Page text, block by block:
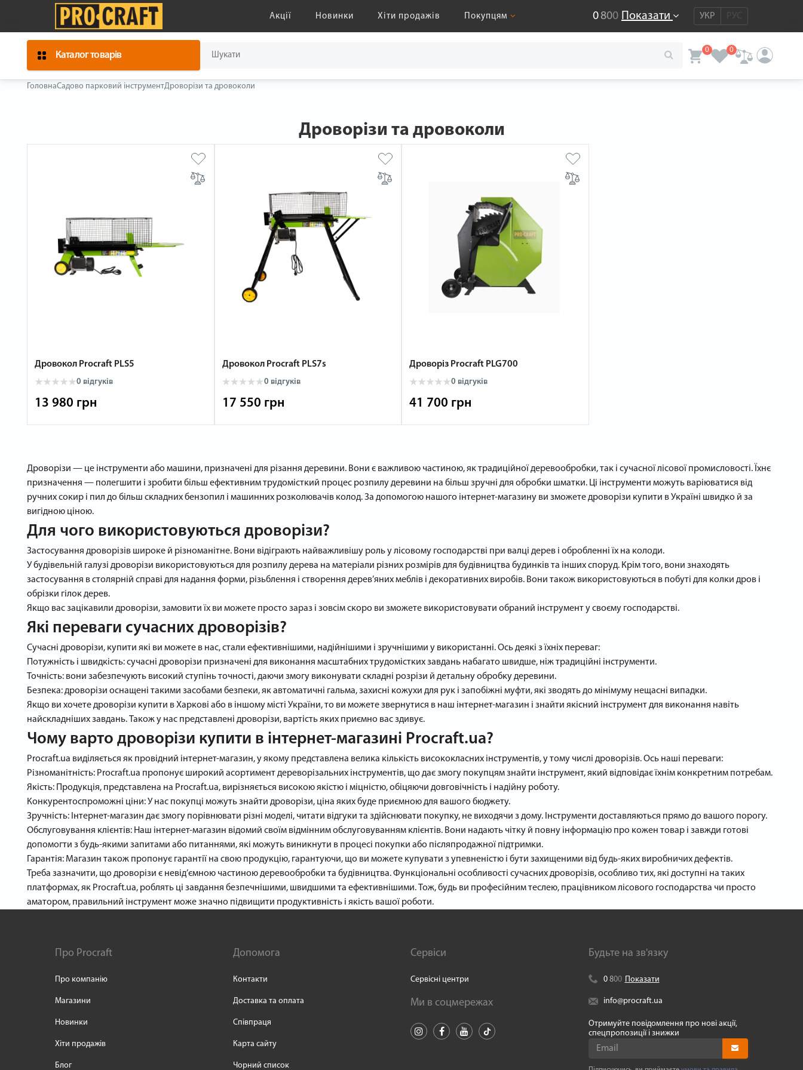
Акції Новинки Хіти продажів Покупцям 0800 Показати УКР РУС
Каталог товарів
0 0
ГоловнаСадово парковий інструментДроворізи та дровоколи
Дроворізи та дровоколи
Дровокол Procraft PLS5
0 відгуків
13 980 грн
Дровокол Procraft PLS7s
0 відгуків
17 550 грн
Дроворіз Procraft PLG700
0 відгуків
41 700 грн
Дроворізи — це інструменти або машини, призначені для різання деревини. Вони є важливою частиною, як традиційної деревообробки, так і сучасної лісової промисловості. Їхнє
призначення — полегшити і зробити більш ефективним трудомісткий процес розпилу деревини на більш зручні для обробки шматки. Ці інструменти можуть варіюватися від
ручних сокир і пил до більш складних бензопил і машинних розколювачів колод. За допомогою нашого інтернет-магазину ви зможете дроворізи купити в Україні швидко й за
вигідною ціною.
Для чого використовуються дроворізи?
Застосування дроворізів широке й різноманітне. Вони відіграють найважливішу роль у лісовому господарстві при валці дерев і обробленні їх на колоди.
У будівельній галузі дроворізи використовуються для розпилу дерева на матеріали різних розмірів для будівництва будинків та інших споруд. Крім того, вони знаходять
застосування в столярній справі для надання форми, різьблення і створення дерев’яних меблів і декоративних виробів. Вони також використовуються в побуті для колки дров і
обрізки гілок дерев.
Якщо вас зацікавили дроворізи, замовити їх ви можете просто зараз і зовсім скоро ви зможете використовувати обраний інструмент у своєму господарстві.
Які переваги сучасних дроворізів?
Сучасні дроворізи, купити які ви можете в нас, стали ефективнішими, надійнішими і зручнішими у використанні. Ось деякі з їхніх переваг:
Потужність і швидкість: сучасні дроворізи призначені для виконання масштабних трудомістких завдань набагато швидше, ніж традиційні інструменти.
Точність: вони забезпечують високий ступінь точності, даючи змогу виконувати складні розрізи й детальну обробку деревини.
Безпека: дроворізи оснащені такими засобами безпеки, як автоматичні гальма, захисні кожухи для рук і запобіжні муфти, які зводять до мінімуму нещасні випадки.
Якщо ви хочете дроворізи купити в Харкові або в іншому місті України, то ви можете звернутися в наш інтернет-магазин і знайти якісний інструмент для виконання навіть
найскладніших завдань. Також у нас представлені дроворізи, вартість яких приємно вас здивує.
Чому варто дроворізи купити в інтернет-магазині Procraft.ua?
Procraft.ua виділяється як провідний інтернет-магазин, у якому представлена велика кількість висококласних інструментів, у тому числі дроворізів. Ось наші переваги:
Різноманітність: Procraft.ua пропонує широкий асортимент дереворізальних інструментів, що дає змогу покупцям знайти інструмент, який відповідає їхнім конкретним потребам.
Якість: Продукція, представлена на Procraft.ua, вирізняється високою якістю і міцністю, обіцяючи довговічність і надійну роботу.
Конкурентоспроможні ціни: У нас покупці можуть знайти дроворізи, ціна яких буде приємною для вашого бюджету.
Зручність: Інтернет-магазин дає змогу порівнювати різні моделі, читати відгуки та здійснювати покупку, не виходячи з дому. Інструменти доставляються прямо до вашого порогу.
Обслуговування клієнтів: Наш інтернет-магазин відомий своїм відмінним обслуговуванням клієнтів. Вони надають чітку й повну інформацію про кожен товар і завжди готові
допомогти з будь-якими запитами або питаннями, які можуть виникнути в процесі покупки або післяпродажної підтримки.
Гарантія: Магазин також пропонує гарантії на свою продукцію, гарантуючи, що ви можете купувати з упевненістю і бути захищеними від будь-яких виробничих дефектів.
Треба зазначити, що дроворізи є невід’ємною частиною деревообробки та будівництва. Функціональні особливості сучасних дроворізів, особливо тих, які доступні на таких
платформах, як Procraft.ua, роблять ці завдання безпечнішими, швидшими та ефективнішими. Тож, будь ви професійним теслею, працівником лісового господарства чи просто
аматором, правильний інструмент може значно підвищити продуктивність і якість вашої роботи.
Про Procraft
Про компанію
Магазини
Новинки
Хіти продажів
Блог
Допомога
Контакти
Доставка та оплата
Співпраця
Карта сайту
Чорний список
Сервіси
Сервісні центри
Ми в соцмережах
Будьте на зв'язку
0 800 Показати
info@procraft.ua
Отримуйте повідомлення про нові акції,
спецпропозиції і знижки